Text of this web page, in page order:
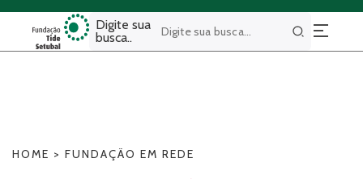
Digite sua
busca..
Buscar
HOME > FUNDAÇÃO EM REDE